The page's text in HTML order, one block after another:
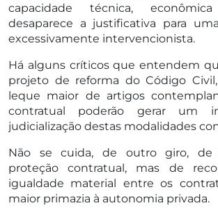
capacidade técnica,
desaparece a justificativa para
excessivamente intervencionista.
Há alguns críticos que entendem
projeto de reforma do Código
leque maior de artigos
contratual poderão gerar um
judicialização destas modalidades
Não se cuida, de outro giro, de
proteção contratual, mas de
igualdade material entre os
maior primazia à autonomia privada.